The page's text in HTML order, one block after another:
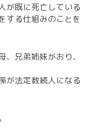
が既に死亡している
する仕組みのことを
兄弟姉妹がおり、
が法定数続人になる